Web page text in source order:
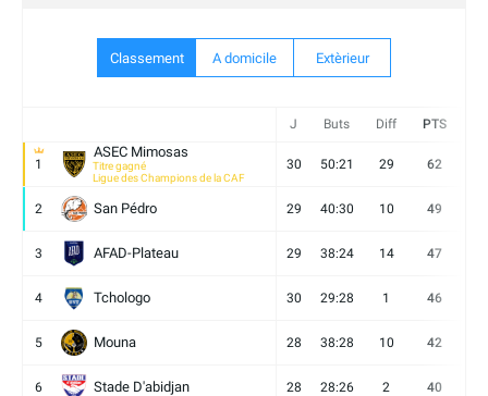
Classement A domicile Extèrieur
J Buts Diff PTS
1
ASEC Mimosas
Titre gagné
Ligue des Champions de la CAF
30 50:21 29 62
2 San Pédro 29 40:30 10 49
3 AFAD-Plateau 29 38:24 14 47
4 Tchologo 30 29:28 1 46
5 Mouna 28 38:28 10 42
6 Stade D'abidjan 28 28:26 2 40